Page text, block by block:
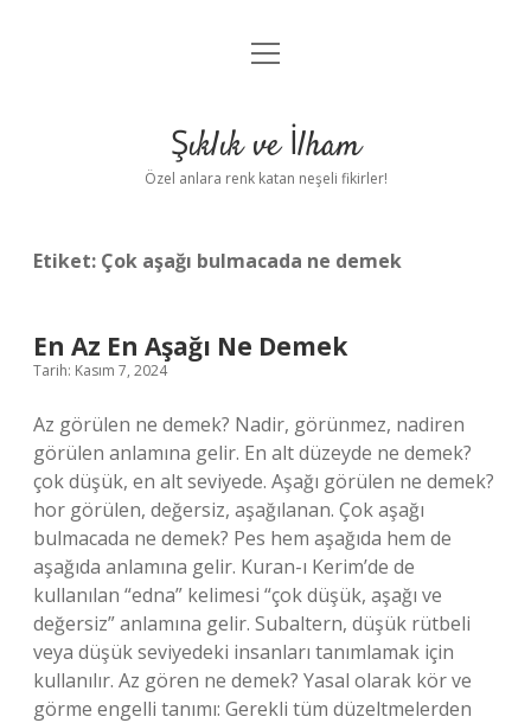
Anasayfa
Yasal Uyarı
menüyü
Şıklık ve İlham
Özel anlara renk katan neşeli fikirler!
Etiket: Çok aşağı bulmacada ne demek
En Az En Aşağı Ne Demek
Tarih: Kasım 7, 2024
Az görülen ne demek? Nadir, görünmez, nadiren
görülen anlamına gelir. En alt düzeyde ne demek?
çok düşük, en alt seviyede. Aşağı görülen ne demek?
hor görülen, değersiz, aşağılanan. Çok aşağı
bulmacada ne demek? Pes hem aşağıda hem de
aşağıda anlamına gelir. Kuran-ı Kerim’de de
kullanılan “edna” kelimesi “çok düşük, aşağı ve
değersiz” anlamına gelir. Subaltern, düşük rütbeli
veya düşük seviyedeki insanları tanımlamak için
kullanılır. Az gören ne demek? Yasal olarak kör ve
görme engelli tanımı: Gerekli tüm düzeltmelerden